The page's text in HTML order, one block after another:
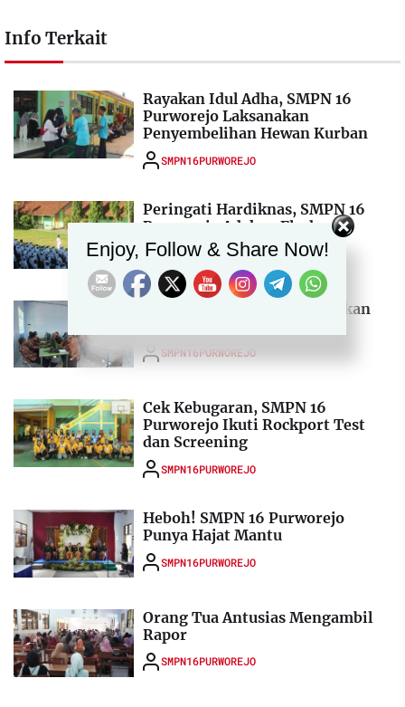
Info Terkait
Rayakan Idul Adha, SMPN 16
Purworejo Laksanakan
Penyembelihan Hewan Kurban
SMPN16PURWOREJO
Peringati Hardiknas, SMPN 16
Purworejo Adakan Flashmob
SMPN16PURWOREJO
Songsong STS, Sekolah Adakan
SMPN16PURWOREJO
Cek Kebugaran, SMPN 16
Purworejo Ikuti Rockport Test
dan Screening
SMPN16PURWOREJO
Heboh! SMPN 16 Purworejo
Punya Hajat Mantu
SMPN16PURWOREJO
Orang Tua Antusias Mengambil
Rapor
SMPN16PURWOREJO
Enjoy, Follow & Share Now!
Set Youtube Channel ID